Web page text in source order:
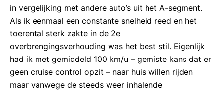
in vergelijking met andere auto’s uit het A-segment.
Als ik eenmaal een constante snelheid reed en het
toerental sterk zakte in de 2e
overbrengingsverhouding was het best stil. Eigenlijk
had ik met gemiddeld 100 km/u – gemiste kans dat er
geen cruise control opzit – naar huis willen rijden
maar vanwege de steeds weer inhalende